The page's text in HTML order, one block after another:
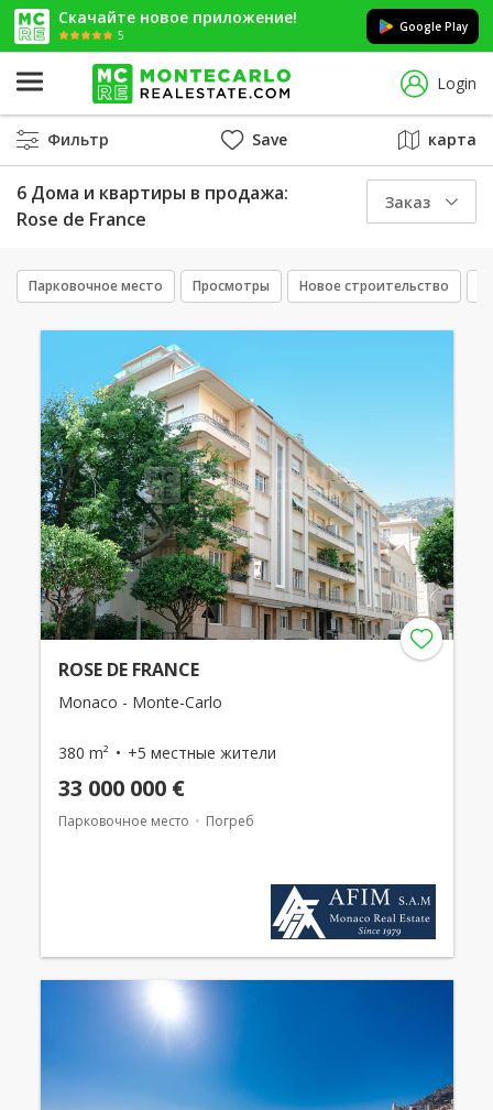
Скачайте новое приложение!
5
Google Play
Login
Фильтр Save карта
6 Дома и квартиры в продажа:
Rose de France
Заказ
Парковочное место Просмотры Новое строительство
ROSE DE FRANCE
Monaco - Monte-Carlo
380 m² +5 местные жители
33 000 000 €
Парковочное место Погреб